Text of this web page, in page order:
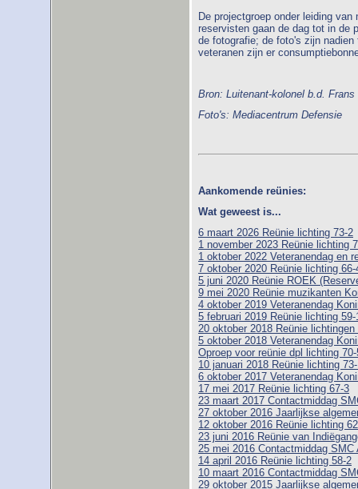
De projectgroep onder leiding
reservisten gaan de dag tot in de
de fotografie; de foto's zijn
veteranen zijn er
Bron: Luitenant-kolonel b.d.
Foto's: Mediacentrum Defensie
Aankomende reünies:
Wat geweest is...
6 maart 2026 Reünie lichting 73-2
1 november 2023 Reünie lichting
1 oktober 2022 Veteranendag en
7 oktober 2020 Reünie lichting 66-
5 juni 2020 Reünie ROEK
9 mei 2020 Reünie muzikanten
4 oktober 2019 Veteranendag
5 februari 2019 Reünie lichting 59-
20 oktober 2018 Reünie
5 oktober 2018 Veteranendag
Oproep voor reünie dpl lichting
10 januari 2018 Reünie lichting
6 oktober 2017 Veteranendag
17 mei 2017 Reünie lichting 67-3
23 maart 2017 Contactmiddag
27 oktober 2016 Jaarlijkse
12 oktober 2016 Reünie lichting
23 juni 2016 Reünie van
25 mei 2016 Contactmiddag
14 april 2016 Reünie lichting 58-2
10 maart 2016 Contactmiddag
29 oktober 2015 Jaarlijkse